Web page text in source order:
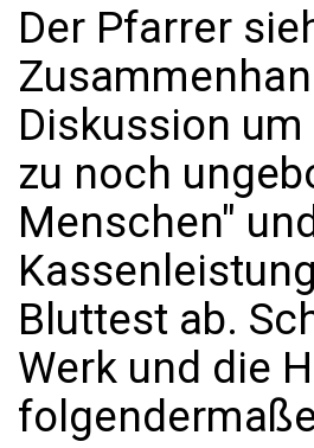
Der Pfarrer
Diskussion
zu noch
Menschen"
Bluttest ab.
Werk und die